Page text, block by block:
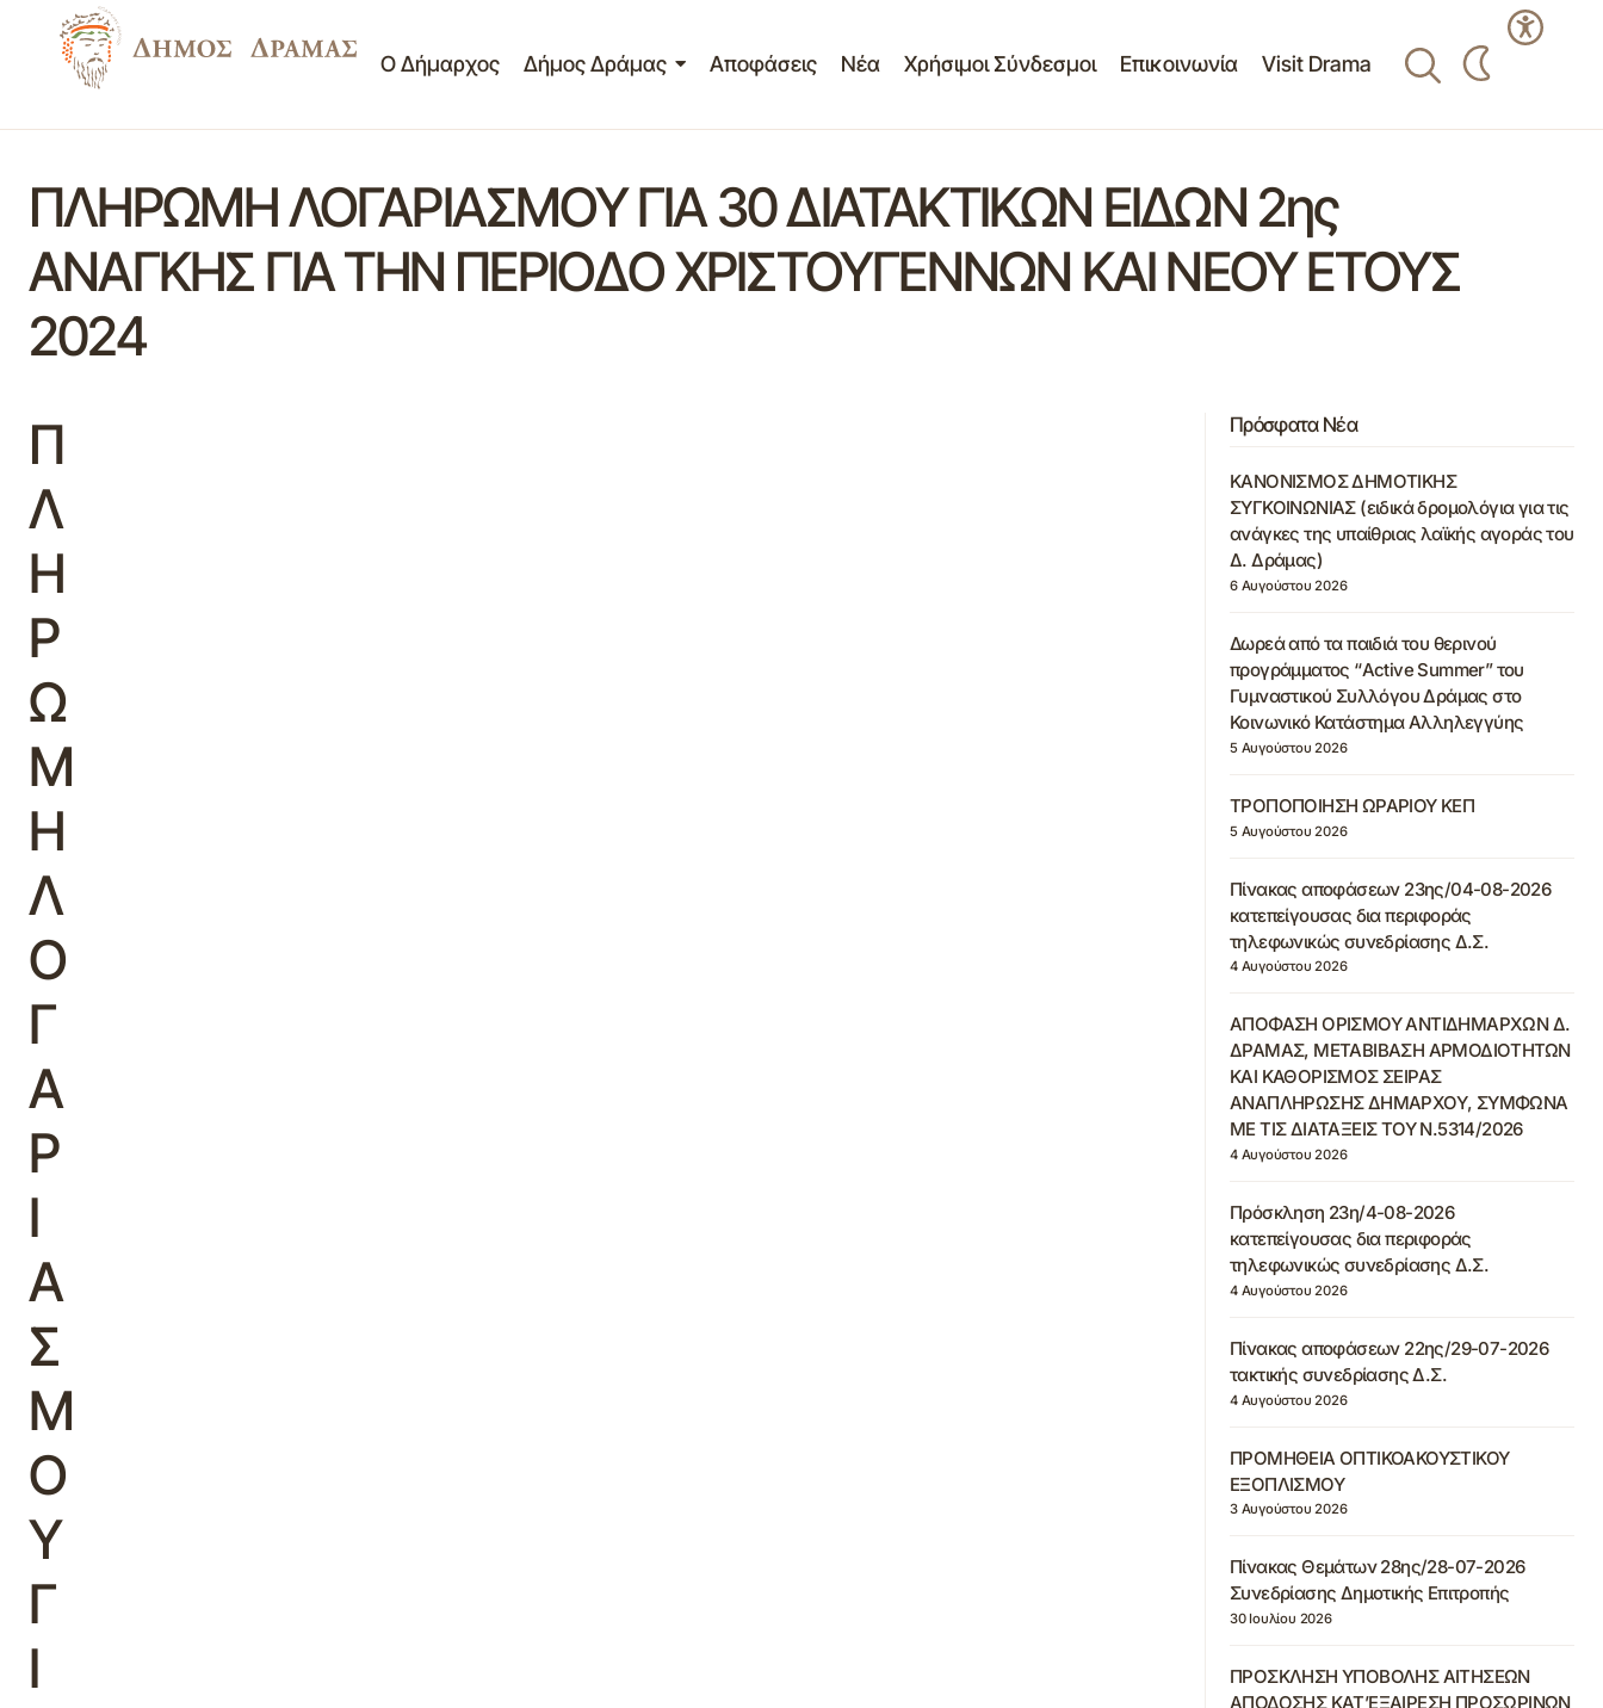
Ο Δήμαρχος Δήμος Δράμας Αποφάσεις Νέα Χρήσιμοι Σύνδεσμοι Επικοινωνία Visit Drama
ΠΛΗΡΩΜΗ ΛΟΓΑΡΙΑΣΜΟΥ ΓΙΑ 30 ΔΙΑΤΑΚΤΙΚΩΝ ΕΙΔΩΝ 2ης
ΑΝΑΓΚΗΣ ΓΙΑ ΤΗΝ ΠΕΡΙΟΔΟ ΧΡΙΣΤΟΥΓΕΝΝΩΝ ΚΑΙ ΝΕΟΥ ΕΤΟΥΣ
2024
Π
Λ
Η
Ρ
Ω
Μ
Η
Λ
Ο
Γ
Α
Ρ
Ι
Α
Σ
Μ
Ο
Υ
Γ
Ι
Πρόσφατα Νέα
ΚΑΝΟΝΙΣΜΟΣ ΔΗΜΟΤΙΚΗΣ
ΣΥΓΚΟΙΝΩΝΙΑΣ (ειδικά δρομολόγια για τις
ανάγκες της υπαίθριας λαϊκής αγοράς του
Δ. Δράμας)
6 Αυγούστου 2026
Δωρεά από τα παιδιά του θερινού
προγράμματος “Active Summer” του
Γυμναστικού Συλλόγου Δράμας στο
Κοινωνικό Κατάστημα Αλληλεγγύης
5 Αυγούστου 2026
ΤΡΟΠΟΠΟΙΗΣΗ ΩΡΑΡΙΟΥ ΚΕΠ
5 Αυγούστου 2026
Πίνακας αποφάσεων 23ης/04-08-2026
κατεπείγουσας δια περιφοράς
τηλεφωνικώς συνεδρίασης Δ.Σ.
4 Αυγούστου 2026
ΑΠΟΦΑΣΗ ΟΡΙΣΜΟΥ ΑΝΤΙΔΗΜΑΡΧΩΝ Δ.
ΔΡΑΜΑΣ, ΜΕΤΑΒΙΒΑΣΗ ΑΡΜΟΔΙΟΤΗΤΩΝ
ΚΑΙ ΚΑΘΟΡΙΣΜΟΣ ΣΕΙΡΑΣ
ΑΝΑΠΛΗΡΩΣΗΣ ΔΗΜΑΡΧΟΥ, ΣΥΜΦΩΝΑ
ΜΕ ΤΙΣ ΔΙΑΤΑΞΕΙΣ ΤΟΥ Ν.5314/2026
4 Αυγούστου 2026
Πρόσκληση 23η/4-08-2026
κατεπείγουσας δια περιφοράς
τηλεφωνικώς συνεδρίασης Δ.Σ.
4 Αυγούστου 2026
Πίνακας αποφάσεων 22ης/29-07-2026
τακτικής συνεδρίασης Δ.Σ.
4 Αυγούστου 2026
ΠΡΟΜΗΘΕΙΑ ΟΠΤΙΚΟΑΚΟΥΣΤΙΚΟΥ
ΕΞΟΠΛΙΣΜΟΥ
3 Αυγούστου 2026
Πίνακας Θεμάτων 28ης/28-07-2026
Συνεδρίασης Δημοτικής Επιτροπής
30 Ιουλίου 2026
ΠΡΟΣΚΛΗΣΗ ΥΠΟΒΟΛΗΣ ΑΙΤΗΣΕΩΝ
ΑΠΟΔΟΣΗΣ ΚΑΤ’ΕΞΑΙΡΕΣΗ ΠΡΟΣΩΡΙΝΩΝ